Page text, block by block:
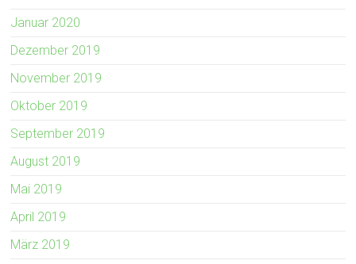
Januar 2020
Dezember 2019
November 2019
Oktober 2019
September 2019
August 2019
Mai 2019
April 2019
März 2019